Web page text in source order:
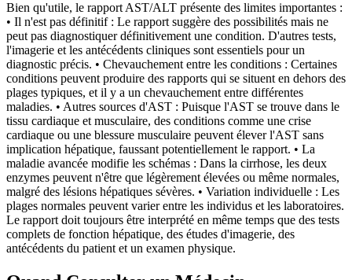
Bien qu'utile, le rapport AST/ALT présente des limites importantes :
• Il n'est pas définitif : Le rapport suggère des possibilités mais ne
peut pas diagnostiquer définitivement une condition. D'autres tests,
l'imagerie et les antécédents cliniques sont essentiels pour un
diagnostic précis. • Chevauchement entre les conditions : Certaines
conditions peuvent produire des rapports qui se situent en dehors des
plages typiques, et il y a un chevauchement entre différentes
maladies. • Autres sources d'AST : Puisque l'AST se trouve dans le
tissu cardiaque et musculaire, des conditions comme une crise
cardiaque ou une blessure musculaire peuvent élever l'AST sans
implication hépatique, faussant potentiellement le rapport. • La
maladie avancée modifie les schémas : Dans la cirrhose, les deux
enzymes peuvent n'être que légèrement élevées ou même normales,
malgré des lésions hépatiques sévères. • Variation individuelle : Les
plages normales peuvent varier entre les individus et les laboratoires.
Le rapport doit toujours être interprété en même temps que des tests
complets de fonction hépatique, des études d'imagerie, des
antécédents du patient et un examen physique.